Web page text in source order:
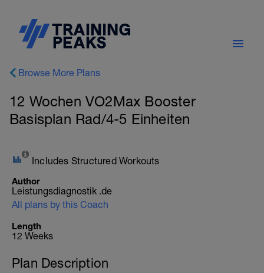
Browse More Plans
12 Wochen VO2Max Booster
Basisplan Rad/4-5 Einheiten
Includes Structured Workouts
Author
Leistungsdiagnostik .de
All plans by this Coach
Length
12 Weeks
Plan Description